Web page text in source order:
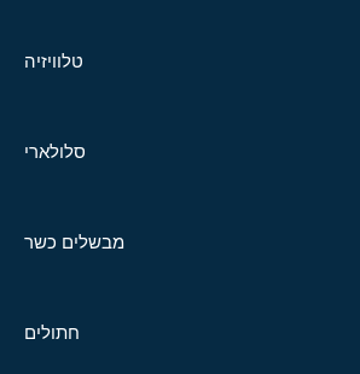
טלוויזיה
סלולארי
מבשלים כשר
חתולים